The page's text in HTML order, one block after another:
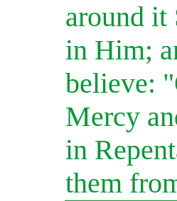
around it
in Him;
believe:
Mercy
in
them